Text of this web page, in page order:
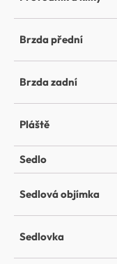
Brzda přední
Brzda zadní
Pláště
Sedlo
Sedlová objímka
Sedlovka